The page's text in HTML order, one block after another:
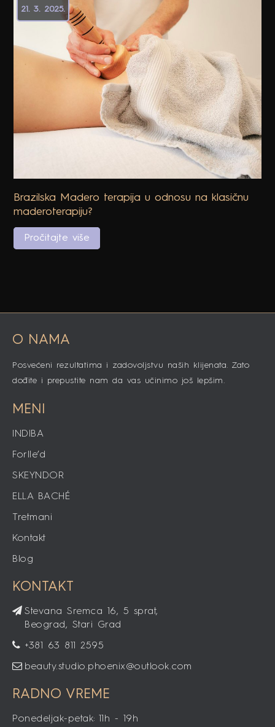
Brazilska Madero terapija u odnosu na klasičnu
maderoterapiju?
O NAMA
Posvećeni rezultatima i zadovoljstvu naših klijenata. Zato
MENI
INDIBA
Forlle’d
SKEYNDOR
ELLA BACHÉ
Tretmani
Kontakt
Blog
KONTAKT
Stevana Sremca 16, 5 sprat,
Beograd, Stari Grad
+381 63 811 2595
beauty.studio.phoenix@outlook.com
RADNO VREME